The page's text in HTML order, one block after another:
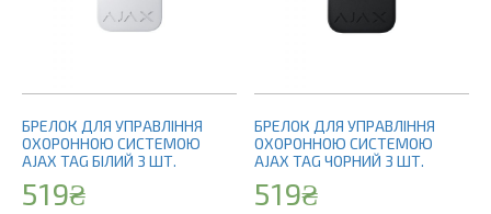
БРЕЛОК ДЛЯ УПРАВЛІННЯ
ОХОРОННОЮ СИСТЕМОЮ
AJAX TAG БІЛИЙ 3 ШТ.
519₴
БРЕЛОК ДЛЯ УПРАВЛІННЯ
ОХОРОННОЮ СИСТЕМОЮ
AJAX TAG ЧОРНИЙ 3 ШТ.
519₴